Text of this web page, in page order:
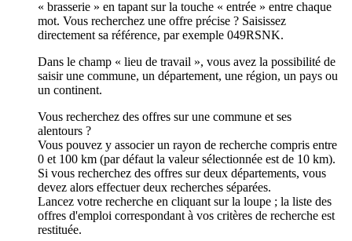
« brasserie » en tapant sur la touche « entrée » entre chaque
mot. Vous recherchez une offre précise ? Saisissez
directement sa référence, par exemple 049RSNK.
Dans le champ « lieu de travail », vous avez la possibilité de
saisir une commune, un département, une région, un pays ou
un continent.
Vous recherchez des offres sur une commune et ses
alentours ?
Vous pouvez y associer un rayon de recherche compris entre
0 et 100 km (par défaut la valeur sélectionnée est de 10 km).
Si vous recherchez des offres sur deux départements, vous
devez alors effectuer deux recherches séparées.
Lancez votre recherche en cliquant sur la loupe ; la liste des
offres d'emploi correspondant à vos critères de recherche est
restituée.